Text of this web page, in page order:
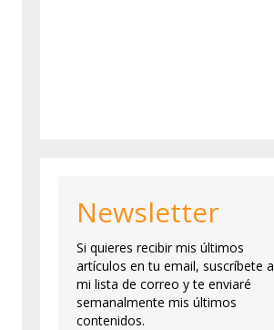
Newsletter
Si quieres recibir mis últimos
artículos en tu email, suscríbete a
mi lista de correo y te enviaré
semanalmente mis últimos
contenidos.